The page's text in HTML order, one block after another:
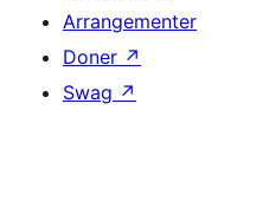
Arrangementer
Doner ↗
Swag ↗